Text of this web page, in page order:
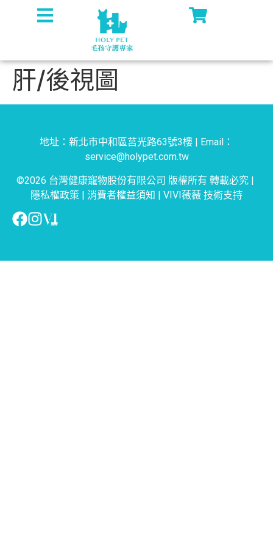
肝/後視圖
地址：新北市中和區莒光路63號3樓 | Email：
service@holypet.com.tw
©2026 台灣健康寵物股份有限公司 版權所有 轉載必究 |
隱私權政策 | 消費者權益須知 | VIVI薇薇 技術支持